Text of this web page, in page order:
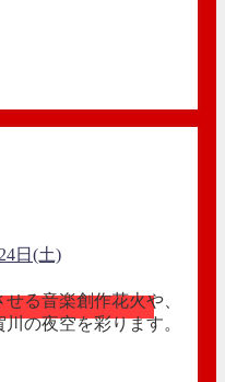
日(土)
る音楽創作花火や、
の夜空を彩ります。